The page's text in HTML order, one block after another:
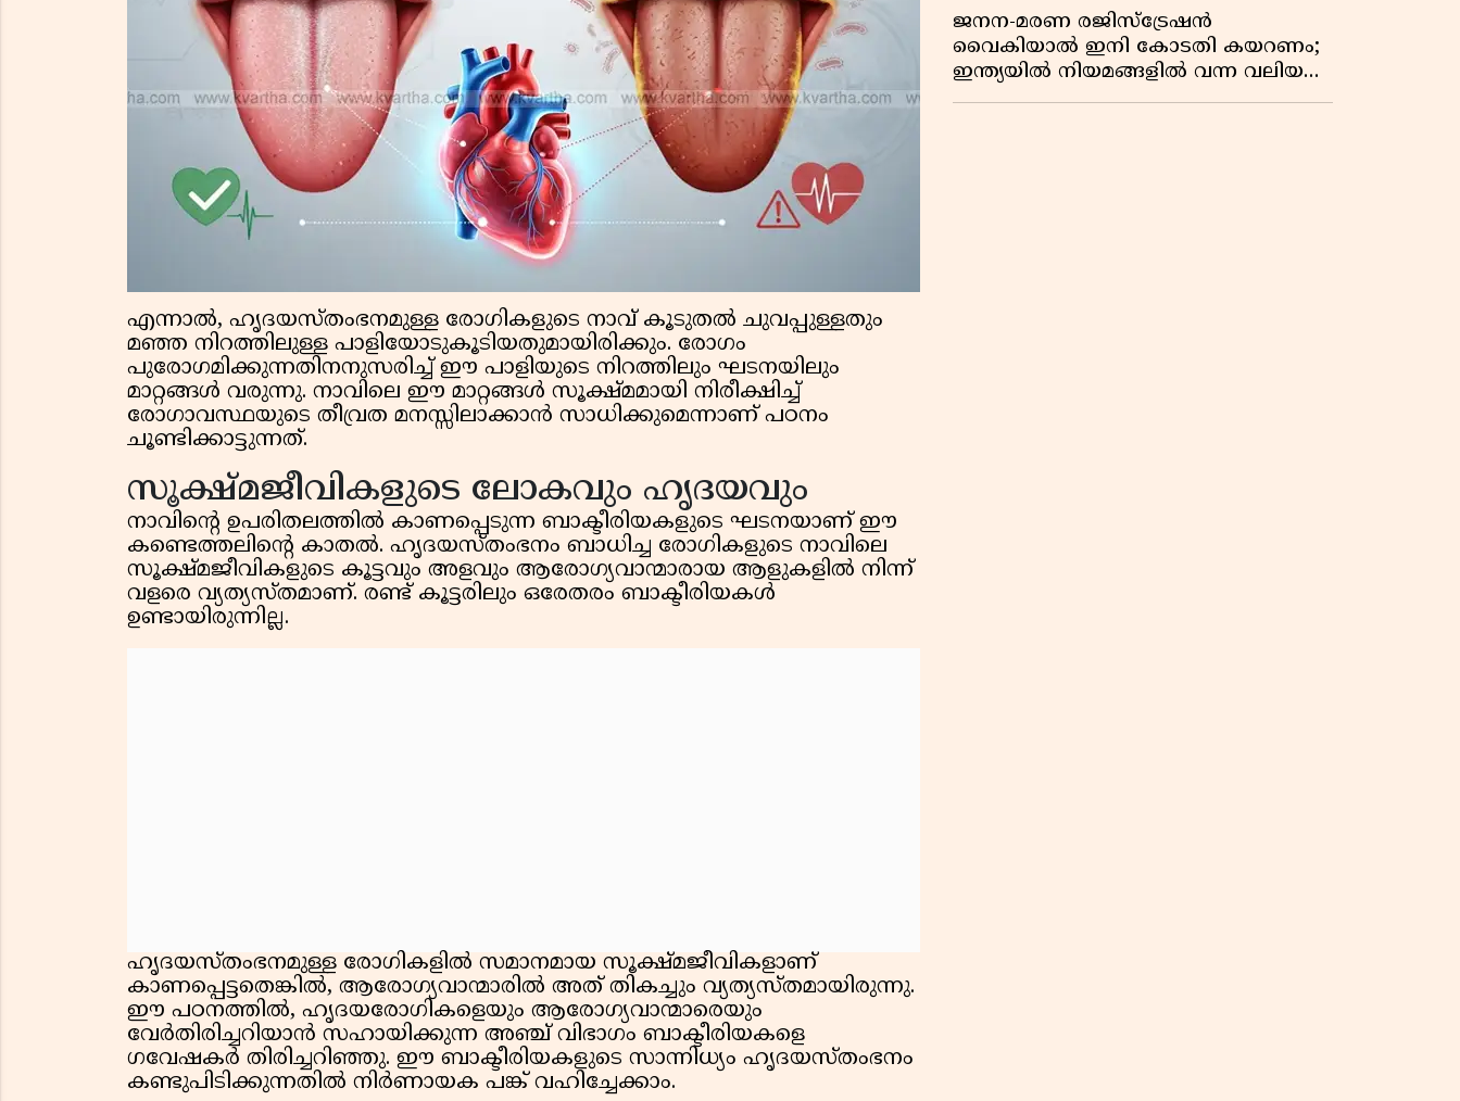
എന്നാൽ, ഹൃദയസ്തംഭനമുള്ള രോഗികളുടെ നാവ് കൂടുതൽ ചുവപ്പുള്ളതും
മഞ്ഞ നിറത്തിലുള്ള പാളിയോടുകൂടിയതുമായിരിക്കും. രോഗം
പുരോഗമിക്കുന്നതിനനുസരിച്ച് ഈ പാളിയുടെ നിറത്തിലും ഘടനയിലും
മാറ്റങ്ങൾ വരുന്നു. നാവിലെ ഈ മാറ്റങ്ങൾ സൂക്ഷ്മമായി നിരീക്ഷിച്ച്
രോഗാവസ്ഥയുടെ തീവ്രത മനസ്സിലാക്കാൻ സാധിക്കുമെന്നാണ് പഠനം
ചൂണ്ടിക്കാട്ടുന്നത്.
സൂക്ഷ്മജീവികളുടെ ലോകവും ഹൃദയവും
നാവിൻ്റെ ഉപരിതലത്തിൽ കാണപ്പെടുന്ന ബാക്ടീരിയകളുടെ ഘടനയാണ് ഈ
കണ്ടെത്തലിന്റെ കാതൽ. ഹൃദയസ്തംഭനം ബാധിച്ച രോഗികളുടെ നാവിലെ
സൂക്ഷ്മജീവികളുടെ കൂട്ടവും അളവും ആരോഗ്യവാന്മാരായ ആളുകളിൽ നിന്ന്
വളരെ വ്യത്യസ്തമാണ്. രണ്ട് കൂട്ടരിലും ഒരേതരം ബാക്ടീരിയകൾ
ഉണ്ടായിരുന്നില്ല.
ഹൃദയസ്തംഭനമുള്ള രോഗികളിൽ സമാനമായ സൂക്ഷ്മജീവികളാണ്
കാണപ്പെട്ടതെങ്കിൽ, ആരോഗ്യവാന്മാരിൽ അത് തികച്ചും വ്യത്യസ്തമായിരുന്നു.
ഈ പഠനത്തിൽ, ഹൃദയരോഗികളെയും ആരോഗ്യവാന്മാരെയും
വേർതിരിച്ചറിയാൻ സഹായിക്കുന്ന അഞ്ച് വിഭാഗം ബാക്ടീരിയകളെ
ഗവേഷകർ തിരിച്ചറിഞ്ഞു. ഈ ബാക്ടീരിയകളുടെ സാന്നിധ്യം ഹൃദയസ്തംഭനം
കണ്ടുപിടിക്കുന്നതിൽ നിർണായക പങ്ക് വഹിച്ചേക്കാം.
ജനന-മരണ രജിസ്ട്രേഷൻ
വൈകിയാൽ ഇനി കോടതി കയറണം;
ഇന്ത്യയിൽ നിയമങ്ങളിൽ വന്ന വലിയ
മാറ്റങ്ങൾ അറിയാം